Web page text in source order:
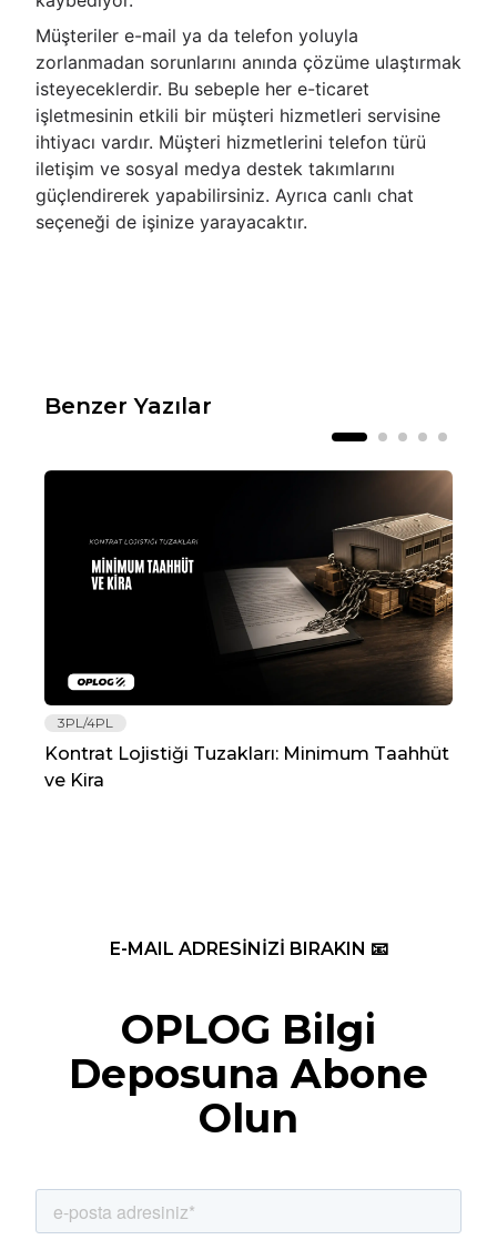
Müşteriler e-mail ya da telefon yoluyla
zorlanmadan sorunlarını anında çözüme ulaştırmak
isteyeceklerdir. Bu sebeple her e-ticaret
işletmesinin etkili bir müşteri hizmetleri servisine
ihtiyacı vardır. Müşteri hizmetlerini telefon türü
iletişim ve sosyal medya destek takımlarını
güçlendirerek yapabilirsiniz. Ayrıca canlı chat
seçeneği de işinize yarayacaktır.
Benzer Yazılar
3PL/4PL
Kontrat Lojistiği Tuzakları: Minimum Taahhüt
ve Kira
E-MAIL ADRESİNİZİ BIRAKIN 📧
OPLOG Bilgi
Deposuna Abone
Olun